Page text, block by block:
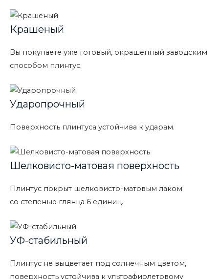
Крашеный
Вы покупаете уже готовый, окрашенный заводским
способом плинтус.
Ударопрочный
Поверхность плинтуса устойчива к ударам.
Шелковисто-матовая поверхность
Плинтус покрыт шелковисто-матовым лаком
со степенью глянца 6 единиц.
УФ-стабильный
Плинтус не выцветает под солнечным цветом,
поверхность устойчива к ультрафиолетовому